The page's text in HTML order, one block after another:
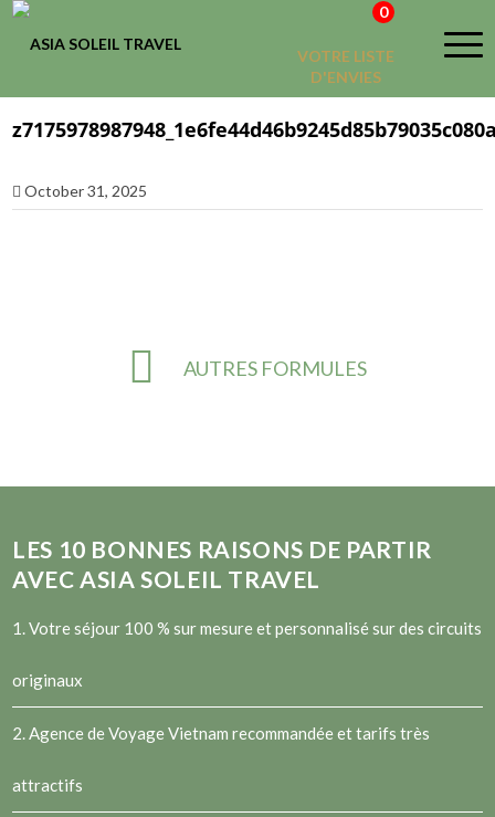
VOTRE LISTE
D'ENVIES
0
October 31, 2025
AUTRES FORMULES
LES 10 BONNES RAISONS DE PARTIR
AVEC ASIA SOLEIL TRAVEL
1. Votre séjour 100 % sur mesure et personnalisé sur des circuits
originaux
2.Agence de Voyage Vietnam recommandée et tarifs très
attractifs